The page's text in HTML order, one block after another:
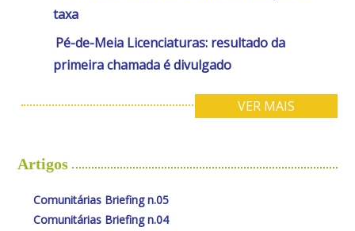
taxa
Pé-de-Meia Licenciaturas: resultado da
primeira chamada é divulgado
VER MAIS
Artigos
Comunitárias Briefing n.05
Comunitárias Briefing n.04